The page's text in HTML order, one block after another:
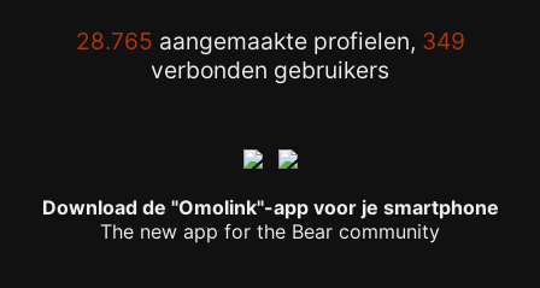
28.765 aangemaakte profielen, 349
verbonden gebruikers
Download de "Omolink"-app voor je smartphone
The new app for the Bear community